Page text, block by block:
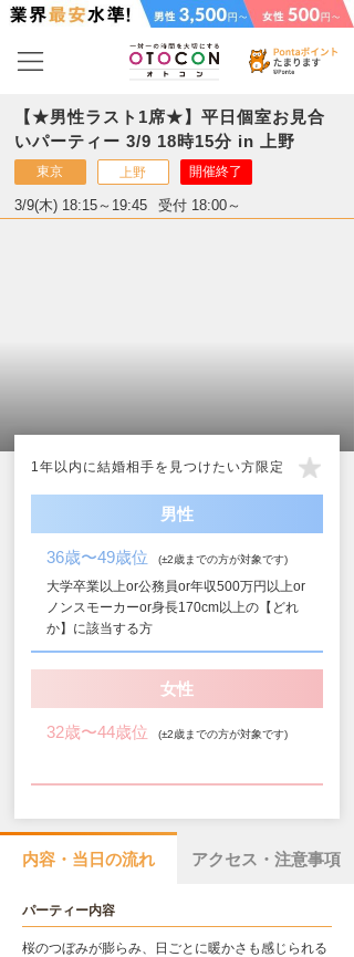
【★男性ラスト1席★】平日個室お見合
いパーティー 3/9 18時15分 in 上野
東京 上野 開催終了
3/9(木) 18:15～19:45 受付 18:00～
1年以内に結婚相手を見つけたい方限定
男性
36歳〜49歳位 (±2歳までの方が対象です)
大学卒業以上or公務員or年収500万円以上or
ノンスモーカーor身長170cm以上の【どれ
か】に該当する方
女性
32歳〜44歳位 (±2歳までの方が対象です)
内容・当日の流れ アクセス・注意事項
パーティー内容
桜のつぼみが膨らみ、日ごとに暖かさも感じられる